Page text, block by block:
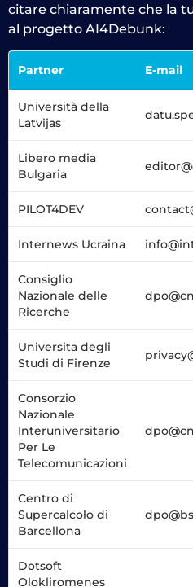
citare chiaramente che la
al progetto AI4Debunk:
Partner E-mail
Università della
Latvijas
Libero media
Bulgaria
PILOT4DEV
Internews Ucraina
Consiglio
Nazionale delle
Ricerche
Universita degli
Studi di Firenze
Consorzio
Nazionale
Interuniversitario
Per Le
Telecomunicazioni
Centro di
Supercalcolo di
Barcellona
Dotsoft
Olokliromenes